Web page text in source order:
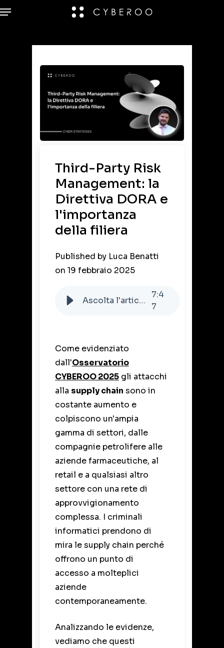
Third-Party Risk
Management: la
Direttiva DORA e
l'importanza
della filiera
Published by Luca Benatti
on 19 febbraio 2025
Ascolta l'articolo
7:4
7
Come evidenziato
dall'Osservatorio
CYBEROO 2025 gli attacchi
alla supply chain sono in
costante aumento e
colpiscono un'ampia
gamma di settori, dalle
compagnie petrolifere alle
aziende farmaceutiche, al
retail e a qualsiasi altro
settore con una rete di
approvvigionamento
complessa. I criminali
informatici prendono di
mira le supply chain perché
offrono un punto di
accesso a molteplici
aziende
contemporaneamente.
Analizzando le evidenze,
vediamo che questi